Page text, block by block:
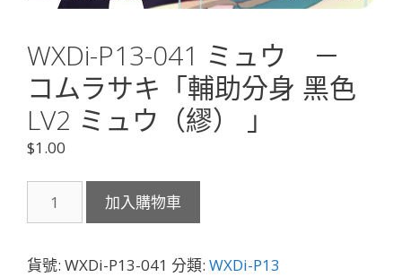
WXDi-P13-041 ミュウ －
コムラサキ「輔助分身 黑色
LV2 ミュウ（繆） 」
$1.00
P13-
ミ
加入購物車
貨號: WXDi-P13-041 分類: WXDi-P13